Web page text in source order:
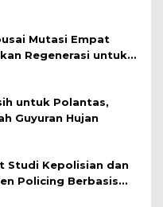
Mutasi Empat
Regenerasi untuk
untuk Polantas,
Guyuran Hujan
Studi Kepolisian dan
Policing Berbasis